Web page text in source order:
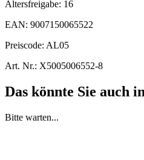
Altersfreigabe: 16
EAN: 9007150065522
Preiscode: AL05
Art. Nr.: X5005006552-8
Das könnte Sie auch
Bitte warten...